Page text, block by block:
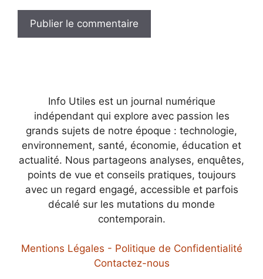
Info Utiles est un journal numérique
indépendant qui explore avec passion les
grands sujets de notre époque : technologie,
environnement, santé, économie, éducation et
actualité. Nous partageons analyses, enquêtes,
points de vue et conseils pratiques, toujours
avec un regard engagé, accessible et parfois
décalé sur les mutations du monde
contemporain.
Mentions Légales - Politique de Confidentialité
Contactez-nous